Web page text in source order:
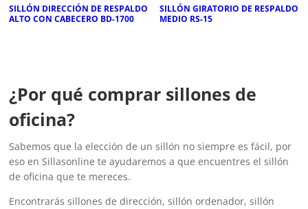
SILLÓN DIRECCIÓN DE RESPALDO
ALTO CON CABECERO BD-1700
SILLÓN GIRATORIO DE RESPALDO
MEDIO RS-15
¿Por qué comprar sillones de
oficina?
Sabemos que la elección de un sillón no siempre es fácil, por
eso en Sillasonline te ayudaremos a que encuentres el sillón
de oficina que te mereces.
Encontrarás sillones de dirección, sillón ordenador, sillón